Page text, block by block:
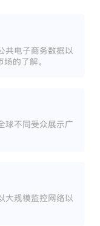
共电子商务数据以
的了解。
球不同受众展示广
大规模监控网络以